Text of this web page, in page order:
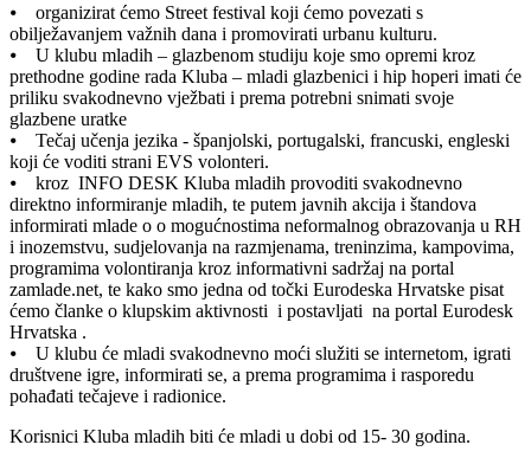
⦁ organizirat ćemo Street festival koji ćemo povezati s
obilježavanjem važnih dana i promovirati urbanu kulturu.
⦁ U klubu mladih – glazbenom studiju koje smo opremi kroz
prethodne godine rada Kluba – mladi glazbenici i hip hoperi imati će
priliku svakodnevno vježbati i prema potrebni snimati svoje
glazbene uratke
⦁ Tečaj učenja jezika - španjolski, portugalski, francuski, engleski
koji će voditi strani EVS volonteri.
⦁ kroz INFO DESK Kluba mladih provoditi svakodnevno
direktno informiranje mladih, te putem javnih akcija i štandova
informirati mlade o o mogućnostima neformalnog obrazovanja u RH
i inozemstvu, sudjelovanja na razmjenama, treninzima, kampovima,
programima volontiranja kroz informativni sadržaj na portal
zamlade.net, te kako smo jedna od točki Eurodeska Hrvatske pisat
ćemo članke o klupskim aktivnosti i postavljati na portal Eurodesk
Hrvatska .
⦁ U klubu će mladi svakodnevno moći služiti se internetom, igrati
društvene igre, informirati se, a prema programima i rasporedu
pohađati tečajeve i radionice.
Korisnici Kluba mladih biti će mladi u dobi od 15- 30 godina.